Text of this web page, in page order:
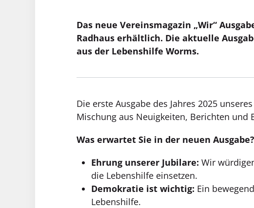
Das neue Vereinsmagazin „Wir“
Radhaus erhältlich. Die aktuelle
aus der Lebenshilfe Worms.
Die erste Ausgabe des Jahres 2025
Mischung aus Neuigkeiten, Berichten
Was erwartet Sie in der neuen Ausgabe?
Ehrung unserer Jubilare: Wir
die Lebenshilfe einsetzen.
Demokratie ist wichtig: Ein
Lebenshilfe.